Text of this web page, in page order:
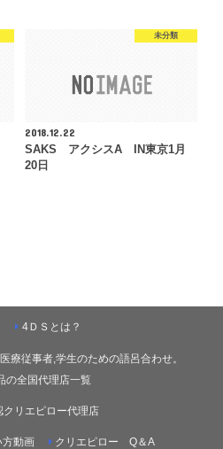
未分類
2018.12.22
SAKS アクシスA IN東京1月
20日
4ＤＳとは？
医療従事者,学生のための語呂合わせ。
の全国代理店一覧
クリエピロー代理店
方動画
クリエピロー Q＆A